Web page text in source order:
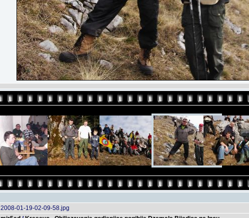
2008-01-19-02-09-58.jpg